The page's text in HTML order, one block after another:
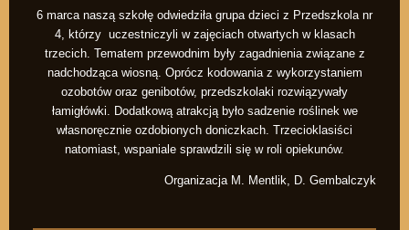
6 marca naszą szkołę odwiedziła grupa dzieci z Przedszkola nr
4, którzy uczestniczyli w zajęciach otwartych w klasach
trzecich. Tematem przewodnim były zagadnienia związane z
nadchodząca wiosną. Oprócz kodowania z wykorzystaniem
ozobotów oraz genibotów, przedszkolaki rozwiązywały
łamigłówki. Dodatkową atrakcją było sadzenie roślinek we
własnoręcznie ozdobionych doniczkach. Trzecioklasiści
natomiast, wspaniale sprawdzili się w roli opiekunów.
Organizacja M. Mentlik, D. Gembalczyk